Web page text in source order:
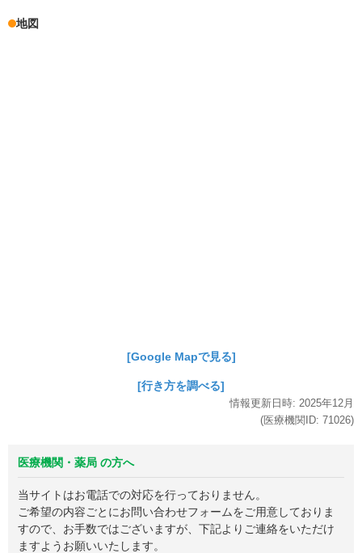
地図
[Google Mapで見る]
[行き方を調べる]
情報更新日時: 2025年12月
(医療機関ID: 71026)
医療機関・薬局 の方へ
当サイトはお電話での対応を行っておりません。
ご希望の内容ごとにお問い合わせフォームをご用意しておりま
すので、お手数ではございますが、下記よりご連絡をいただけ
ますようお願いいたします。